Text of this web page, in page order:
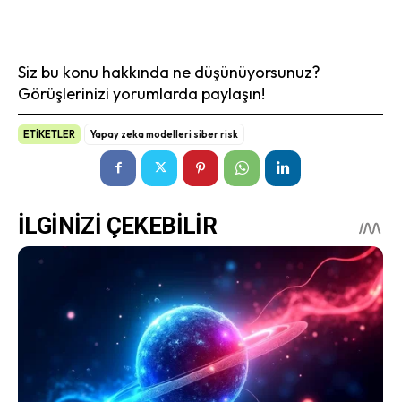
Siz bu konu hakkında ne düşünüyorsunuz?
Görüşlerinizi yorumlarda paylaşın!
ETİKETLER Yapay zeka modelleri siber risk